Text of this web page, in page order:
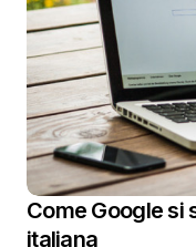
Come Google si
italiana